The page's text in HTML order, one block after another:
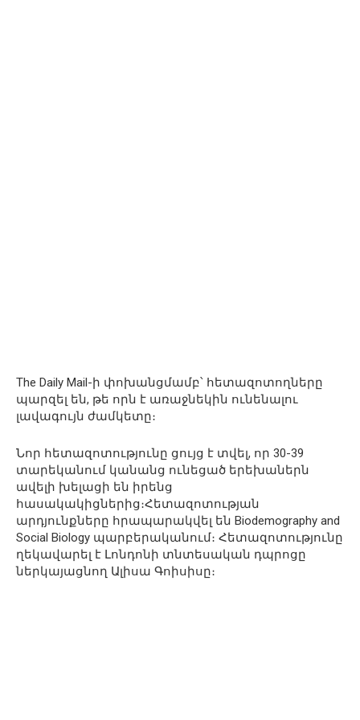
The Daily Mail-ի փոխանցմամբ՝ հետազոտողները
պարզել են, թե որն է առաջնեկին ունենալու
լավագույն ժամկետը։
Նոր հետազոտությունը ցույց է տվել, որ 30-39
տարեկանում կանանց ունեցած երեխաներն
ավելի խելացի են իրենց
հասակակիցներից։Հետազոտության
արդյունքները հրապարակվել են Biodemography and
Social Biology պարբերականում։ Հետազոտությունը
ղեկավարել է Լոնդոնի տնտեսական դպրոցը
ներկայացնող Ալիսա Գոիսիսը։